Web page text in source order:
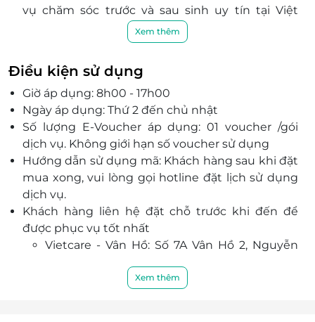
vụ chăm sóc trước và sau sinh uy tín tại Việt
ung cấp đa dạng dịch vụ, có áp dụng
Nhân viên có chuyên môn, có bằng y, dược, được
đào tạo bài bản, chuyên nghiệp.
Nguyên liệu sử dụng 100% chiết xuất thiên
nhiên như gừng, ngải cứu, tinh dầu tràm, oliu,
….hoàn toàn an toàn, lành tính với làn da nhạy
cảm của phụ nữ bầu, sau sinh và làn da mỏng
manh của trẻ nhỏ.
Xem thêm
Điều kiện sử dụng
Giờ áp dụng: 8h00 - 17h00
Ngày áp dụng: Thứ 2 đến chủ nhật
Số lượng E-Voucher áp dụng: 01 voucher /gói
dịch vụ. Không giới hạn số voucher sử dụng
Hướng dẫn sử dụng mã: Khách hàng sau khi đặt
mua xong, vui lòng gọi hotline đặt lịch sử dụng
dịch vụ.
Khách hàng liên hệ đặt chỗ trước khi đến để
được phục vụ tốt nhất
Vietcare - Vân Hồ: Số 7A Vân Hồ 2, Nguyễn
Xem thêm